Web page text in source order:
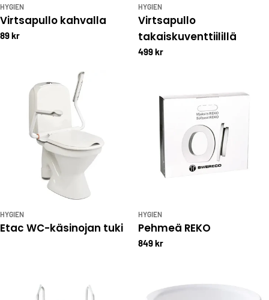
HYGIEN
Virtsapullo kahvalla
89 kr
HYGIEN
Virtsapullo
takaiskuventtiilillä
499 kr
HYGIEN
Etac WC-käsinojan tuki
HYGIEN
Pehmeä REKO
849 kr